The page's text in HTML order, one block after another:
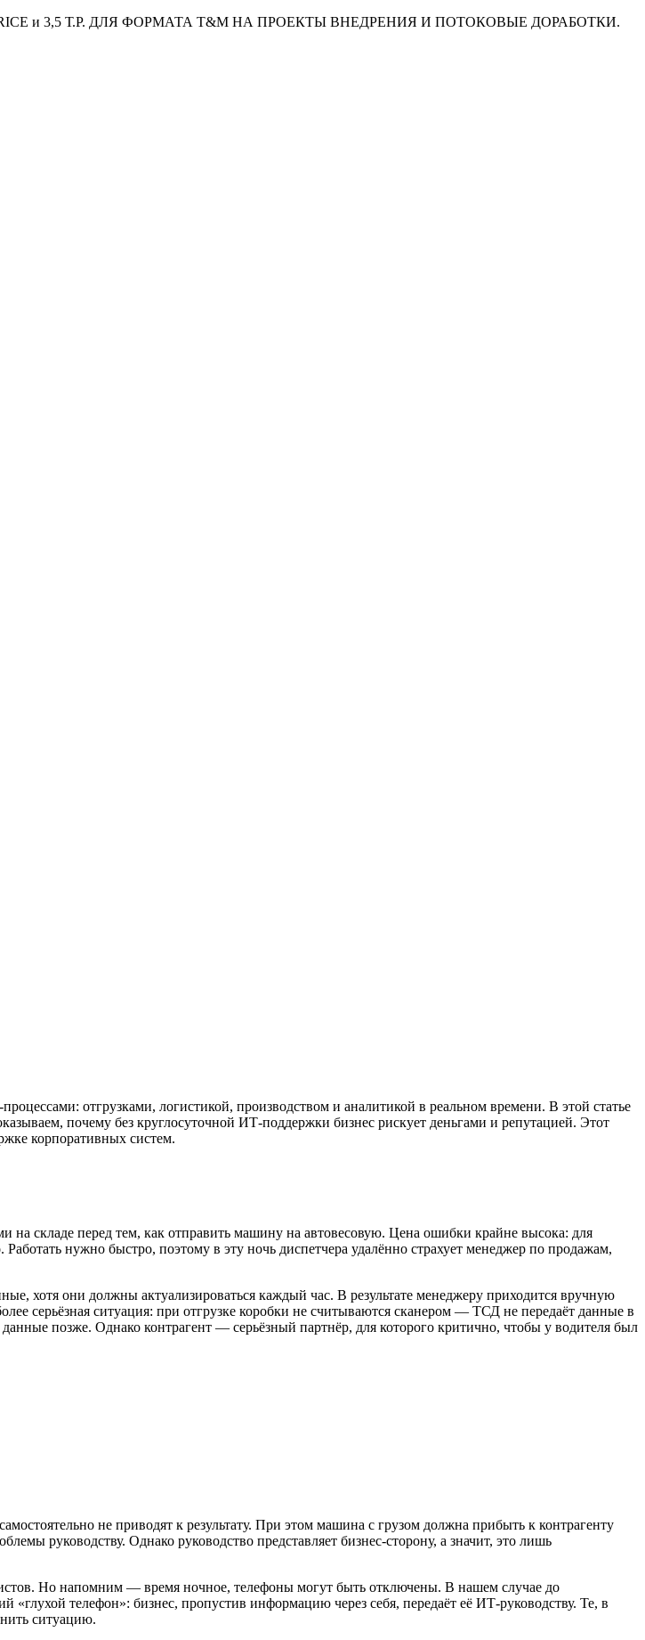
и 3,5 Т.Р. ДЛЯ ФОРМАТА T&M НА ПРОЕКТЫ ВНЕДРЕНИЯ И ПОТОКОВЫЕ ДОРАБОТКИ.
отгрузками, логистикой, производством и аналитикой в реальном времени. В этой статье
почему без круглосуточной ИТ-поддержки бизнес рискует деньгами и репутацией. Этот
корпоративных систем.
на складе перед тем, как отправить машину на автовесовую. Цена ошибки крайне высока: для
нужно быстро, поэтому в эту ночь диспетчера удалённо страхует менеджер по продажам,
хотя они должны актуализироваться каждый час. В результате менеджеру приходится вручную
серьёзная ситуация: при отгрузке коробки не считываются сканером — ТСД не передаёт данные в
позже. Однако контрагент — серьёзный партнёр, для которого критично, чтобы у водителя был
не приводят к результату. При этом машина с грузом должна прибыть к контрагенту
руководству. Однако руководство представляет бизнес-сторону, а значит, это лишь
Но напомним — время ночное, телефоны могут быть отключены. В нашем случае до
«глухой телефон»: бизнес, пропустив информацию через себя, передаёт её ИТ-руководству. Те, в
ситуацию.